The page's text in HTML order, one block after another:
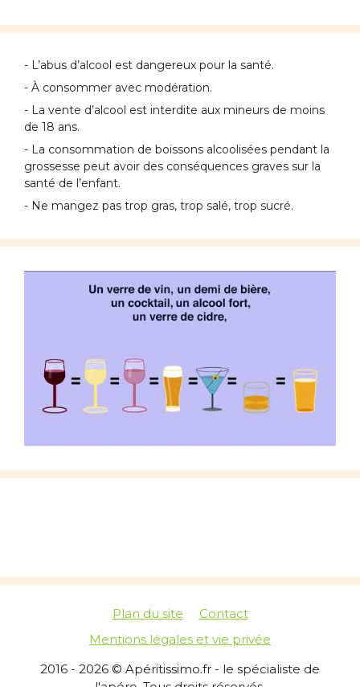
- L’abus d’alcool est dangereux pour la santé.
- À consommer avec modération.
- La vente d’alcool est interdite aux mineurs de moins
de 18 ans.
- La consommation de boissons alcoolisées pendant la
grossesse peut avoir des conséquences graves sur la
santé de l’enfant.
- Ne mangez pas trop gras, trop salé, trop sucré.
Plan du site
Contact
Mentions légales et vie privée
2016 - 2026 © Apéritissimo.fr - le spécialiste de